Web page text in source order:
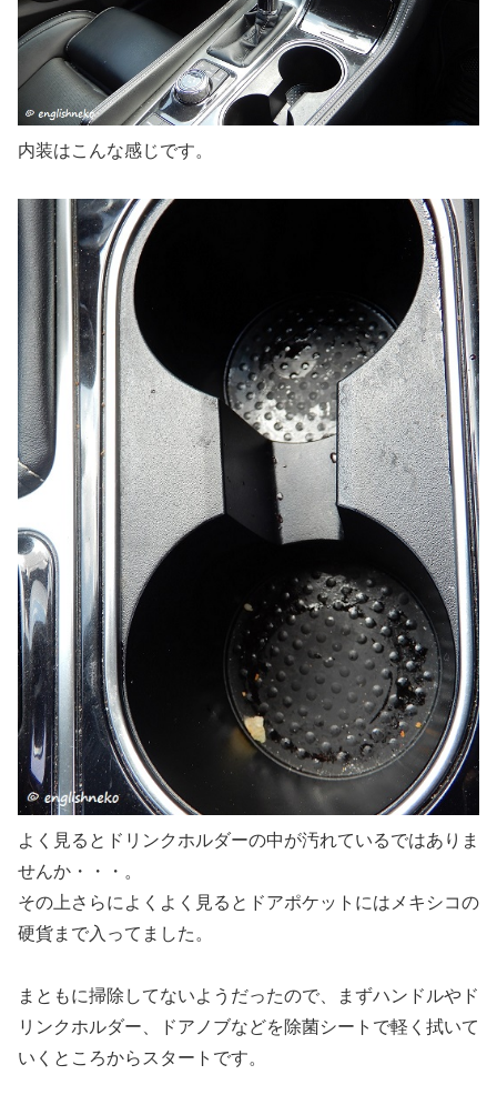
内装はこんな感じです。
よく見ると ドリンクホルダーの中が汚れているではありま
せんか・・・。
その上さらによくよく見ると ドアポケットにはメキシコの
硬貨まで入ってました。
まともに掃除してないようだったので、まずハンドルやド
リンクホルダー、ドアノブなどを除菌シートで軽く拭いて
いくところからスタートです。